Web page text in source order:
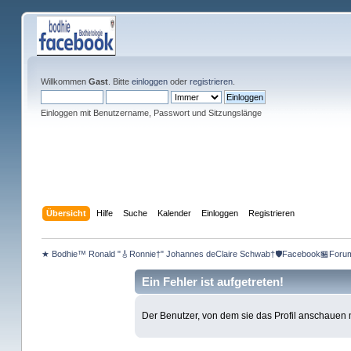
Willkommen Gast. Bitte einloggenoder registrieren.
Einloggen mit Benutzername, Passwort und Sitzungslänge
Übersicht Hilfe Suche Kalender Einloggen Registrieren
★ Bodhie™ Ronald "🎸Ronnie†" Johannes deClaire
Ein Fehler ist aufgetreten!
Der Benutzer, von dem sie das Profil anschauen